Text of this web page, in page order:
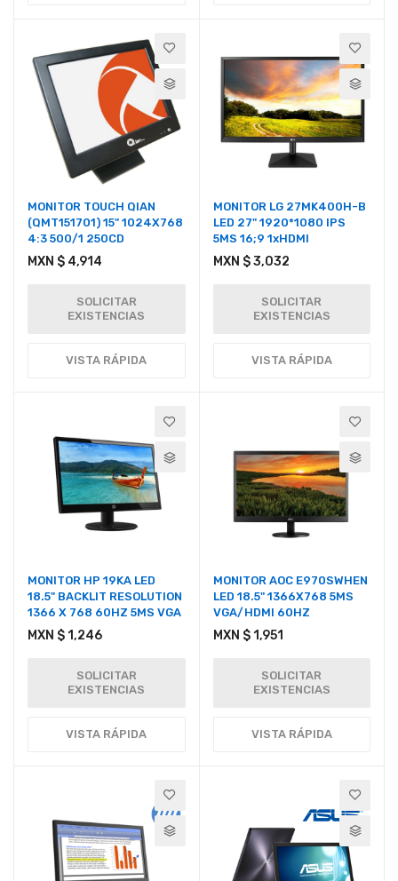
MONITOR TOUCH QIAN
(QMT151701) 15" 1024X768
4:3 500/1 250CD
MXN $ 4,914
SOLICITAR
EXISTENCIAS
VISTA RÁPIDA
MONITOR LG 27MK400H-B
LED 27" 1920*1080 IPS
5MS 16;9 1xHDMI
MXN $ 3,032
SOLICITAR
EXISTENCIAS
VISTA RÁPIDA
MONITOR HP 19KA LED
18.5" BACKLIT RESOLUTION
1366 X 768 60HZ 5MS VGA
MXN $ 1,246
SOLICITAR
EXISTENCIAS
VISTA RÁPIDA
MONITOR AOC E970SWHEN
LED 18.5" 1366X768 5MS
VGA/HDMI 60HZ
MXN $ 1,951
SOLICITAR
EXISTENCIAS
VISTA RÁPIDA